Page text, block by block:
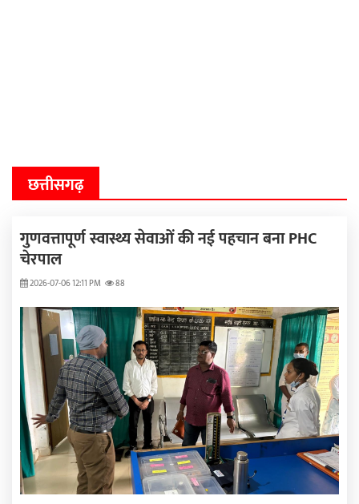
छत्तीसगढ़
गुणवत्तापूर्ण स्वास्थ्य सेवाओं की नई पहचान बना PHC
चेरपाल
2026-07-06 12:11 PM 88